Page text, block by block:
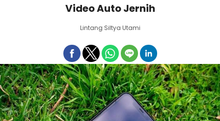
Video Auto Jernih
Lintang Siltya Utami